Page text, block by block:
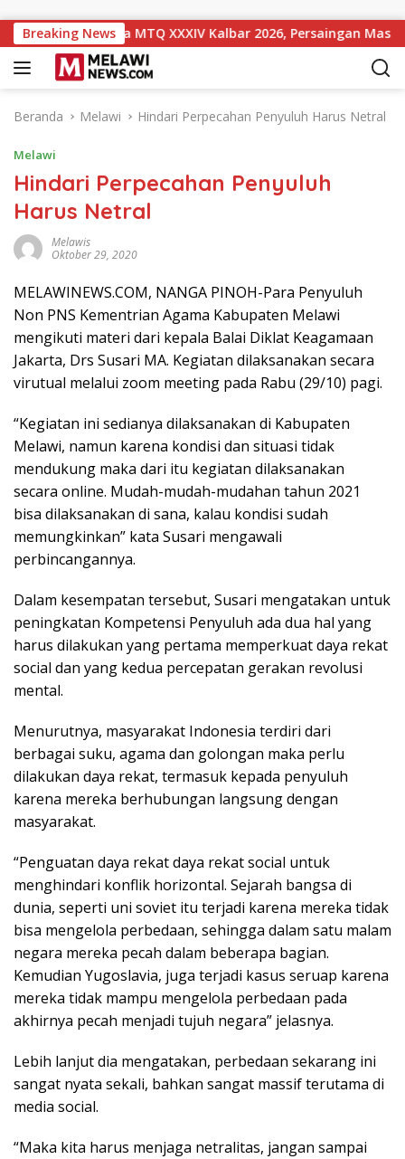
Breaking News
Sementara MTQ XXXIV Kalbar 2026, Persaingan Masih
Beranda Melawi Hindari Perpecahan Penyuluh Harus Netral
Melawi
Hindari Perpecahan Penyuluh
Harus Netral
Melawis
Oktober 29, 2020
MELAWINEWS.COM, NANGA PINOH-Para Penyuluh
Non PNS Kementrian Agama Kabupaten Melawi
mengikuti materi dari kepala Balai Diklat Keagamaan
Jakarta, Drs Susari MA. Kegiatan dilaksanakan secara
virutual melalui zoom meeting pada Rabu (29/10) pagi.
“Kegiatan ini sedianya dilaksanakan di Kabupaten
Melawi, namun karena kondisi dan situasi tidak
mendukung maka dari itu kegiatan dilaksanakan
secara online. Mudah-mudah-mudahan tahun 2021
bisa dilaksanakan di sana, kalau kondisi sudah
memungkinkan” kata Susari mengawali
perbincangannya.
Dalam kesempatan tersebut, Susari mengatakan untuk
peningkatan Kompetensi Penyuluh ada dua hal yang
harus dilakukan yang pertama memperkuat daya rekat
social dan yang kedua percepatan gerakan revolusi
mental.
Menurutnya, masyarakat Indonesia terdiri dari
berbagai suku, agama dan golongan maka perlu
dilakukan daya rekat, termasuk kepada penyuluh
karena mereka berhubungan langsung dengan
masyarakat.
“Penguatan daya rekat daya rekat social untuk
menghindari konflik horizontal. Sejarah bangsa di
dunia, seperti uni soviet itu terjadi karena mereka tidak
bisa mengelola perbedaan, sehingga dalam satu malam
negara mereka pecah dalam beberapa bagian.
Kemudian Yugoslavia, juga terjadi kasus seruap karena
mereka tidak mampu mengelola perbedaan pada
akhirnya pecah menjadi tujuh negara” jelasnya.
Lebih lanjut dia mengatakan, perbedaan sekarang ini
sangat nyata sekali, bahkan sangat massif terutama di
media social.
“Maka kita harus menjaga netralitas, jangan sampai